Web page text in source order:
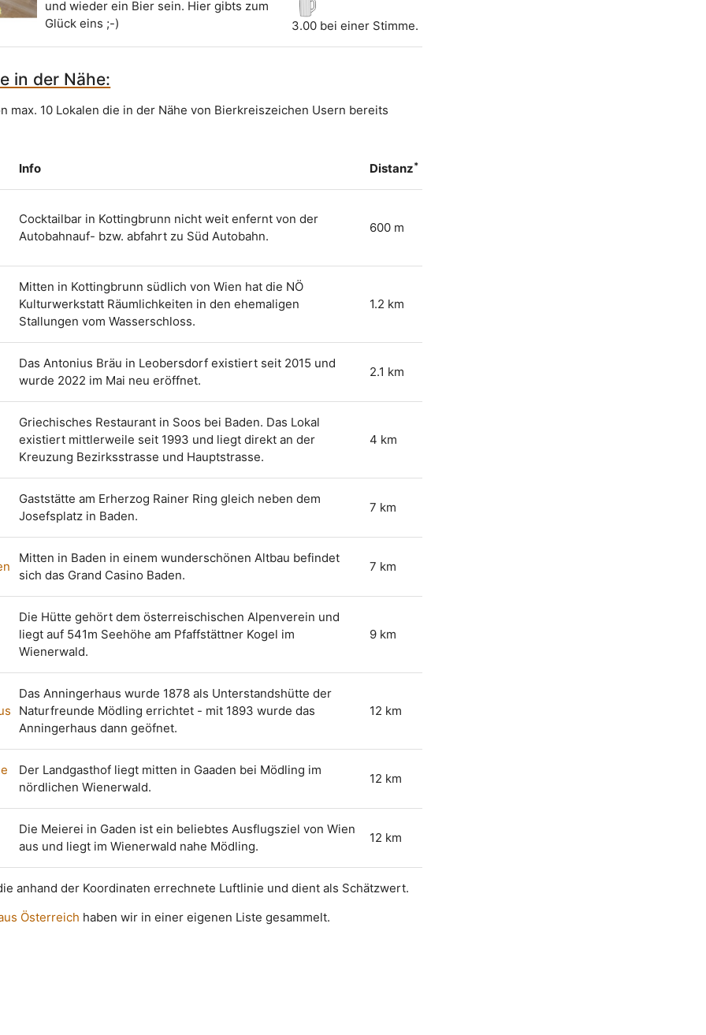
und wieder ein Bier sein. Hier gibts zum
Glück eins ;-)
3.00 bei einer Stimme.
in der Nähe:
max. 10 Lokalen die in der Nähe von Bierkreiszeichen Usern bereits
Info Distanz*
Cocktailbar in Kottingbrunn nicht weit enfernt von der
Autobahnauf- bzw. abfahrt zu Süd Autobahn.
600 m
Mitten in Kottingbrunn südlich von Wien hat die NÖ
Kulturwerkstatt Räumlichkeiten in den ehemaligen
Stallungen vom Wasserschloss.
1.2 km
Das Antonius Bräu in Leobersdorf existiert seit 2015 und
wurde 2022 im Mai neu eröffnet.
2.1 km
Griechisches Restaurant in Soos bei Baden. Das Lokal
existiert mittlerweile seit 1993 und liegt direkt an der
Kreuzung Bezirksstrasse und Hauptstrasse.
4 km
Gaststätte am Erherzog Rainer Ring gleich neben dem
Josefsplatz in Baden.
7 km
Mitten in Baden in einem wunderschönen Altbau befindet
sich das Grand Casino Baden.
7 km
Die Hütte gehört dem österreischischen Alpenverein und
liegt auf 541m Seehöhe am Pfaffstättner Kogel im
Wienerwald.
9 km
Das Anningerhaus wurde 1878 als Unterstandshütte der
Naturfreunde Mödling errichtet - mit 1893 wurde das
Anningerhaus dann geöfnet.
12 km
Der Landgasthof liegt mitten in Gaaden bei Mödling im
nördlichen Wienerwald.
12 km
Die Meierei in Gaden ist ein beliebtes Ausflugsziel von Wien
aus und liegt im Wienerwald nahe Mödling.
12 km
anhand der Koordinaten errechnete Luftlinie und dient als Schätzwert.
Österreich haben wir in einer eigenen Liste gesammelt.